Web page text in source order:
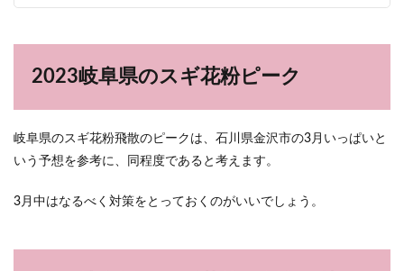
2023岐阜県のスギ花粉ピーク
岐阜県のスギ花粉飛散のピークは、石川県金沢市の3月いっぱいと
いう予想を参考に、同程度であると考えます。
3月中はなるべく対策をとっておくのがいいでしょう。